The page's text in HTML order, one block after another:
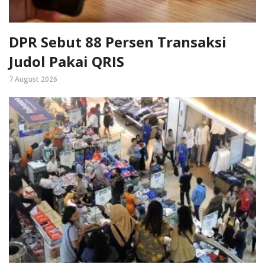
DPR Sebut 88 Persen Transaksi
Judol Pakai QRIS
7 August 2026